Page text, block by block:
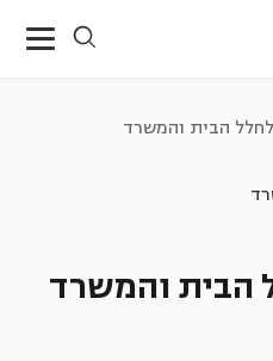
הבית והמשרד
הבית והמשרד